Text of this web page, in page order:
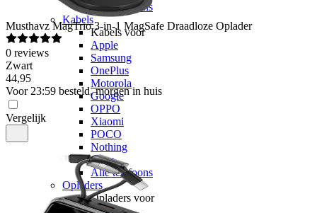
Alle telefoons
Kabels
Kabels voor
Apple
Samsung
OnePlus
Motorola
Google
OPPO
Xiaomi
POCO
Nothing
Sony
Alle telefoons
Opladers
Opladers voor
Apple
Musthavz MagTrio 3-in-1 MagSafe Draadloze Oplader
0 reviews
Zwart
44,95
Voor 23:59 besteld, morgen in huis
Vergelijk